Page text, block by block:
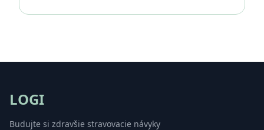
LOGI
Budujte si zdravšie stravovacie návyky